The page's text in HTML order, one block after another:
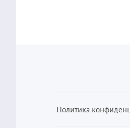
Политика